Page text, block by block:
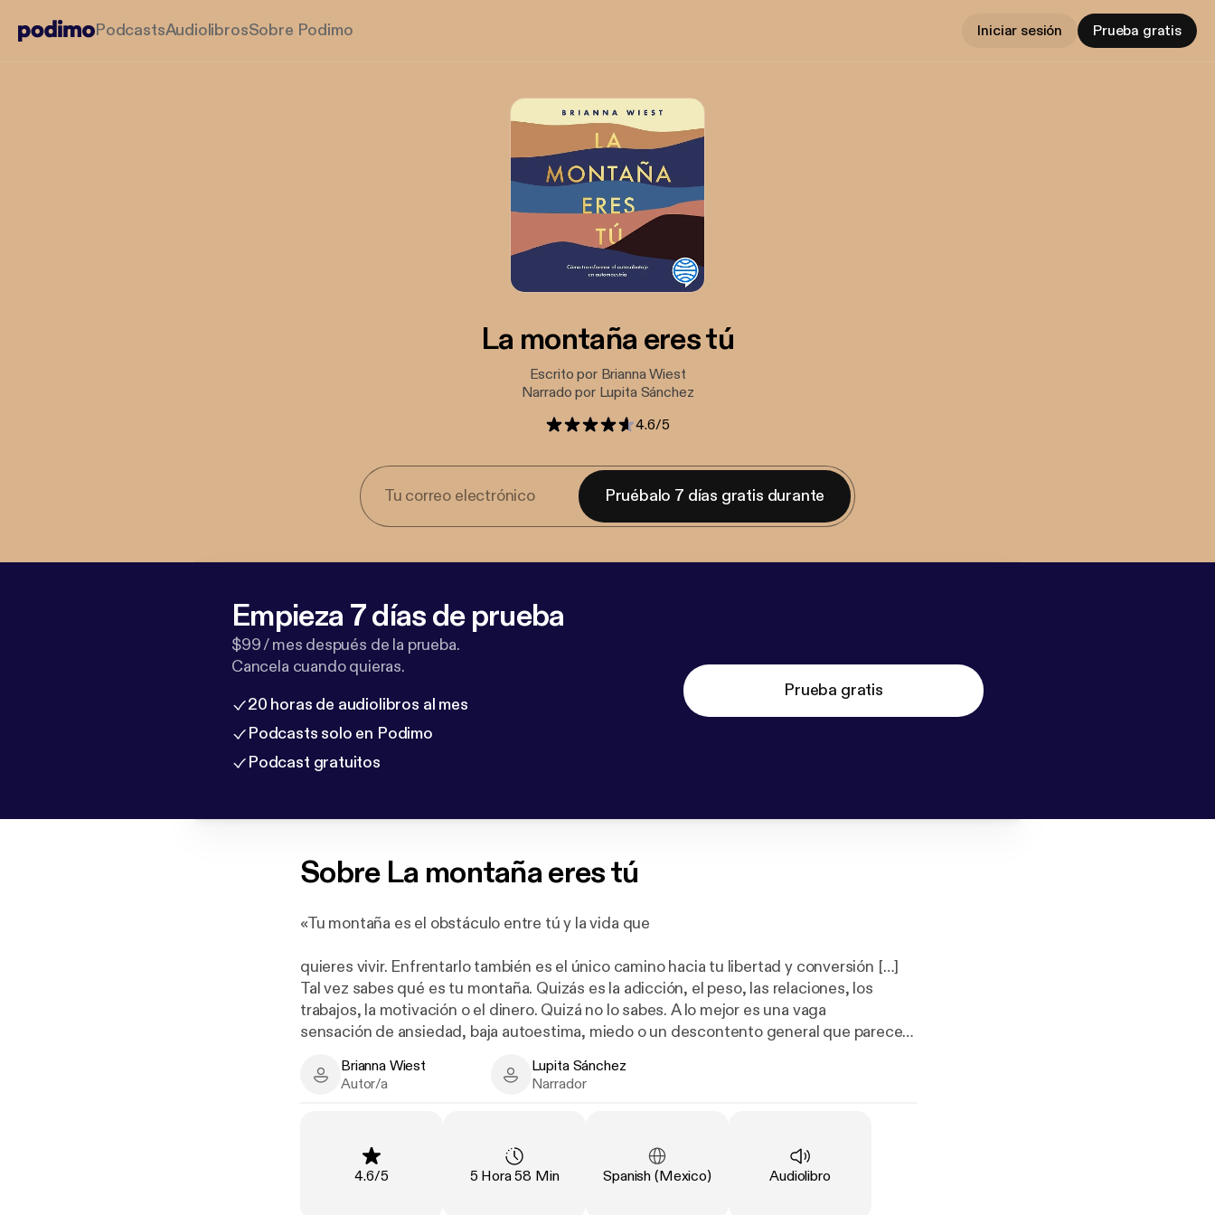
PodcastsAudiolibrosSobre Podimo Iniciar sesión Prueba gratis
La montaña eres tú
Escrito por Brianna Wiest
Narrado por Lupita Sánchez
4.6/5
Pruébalo 7 días gratis durante
Empieza 7 días de prueba
$99 / mes después de la prueba.
Cancela cuando quieras.
20 horas de audiolibros al mes
Podcasts solo en Podimo
Podcast gratuitos
Prueba gratis
Sobre La montaña eres tú
«Tu montaña es el obstáculo entre tú y la vida que
quieres vivir. Enfrentarlo también es el único camino hacia tu libertad y conversión […]
Tal vez sabes qué es tu montaña. Quizás es la adicción, el peso, las relaciones, los
trabajos, la motivación o el dinero. Quizá no lo sabes. A lo mejor es una vaga
sensación de ansiedad, baja autoestima, miedo o un descontento general que parece
que parecen imposibles de superar. Para conquistar la cumbre es necesario aprender a
identificar y cambiar las conductas que nos llevan al autosabotaje.
Brianna Wiest - Author
Brianna Wiest
Autor/a
Lupita Sánchez - Narrator
Lupita Sánchez
Narrador
Clasificación
4.6/5 Duración:
5 Hora 58 Min Idioma:
Spanish (Mexico) Tipo:
Audiolibro